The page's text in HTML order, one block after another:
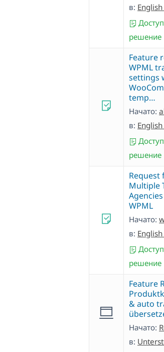
в:
решение
Feature
WPML
settings
temp…
Начато:
в:
решение
Request
Multiple
WPML
Начато:
в:
решение
Feature
& auto
Начато:
в: